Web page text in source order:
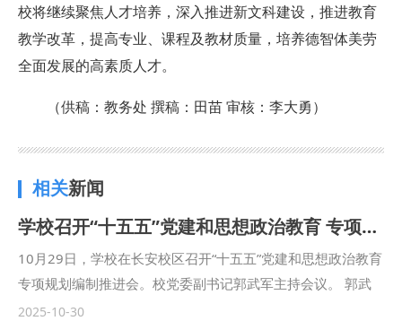
校将继续聚焦人才培养， 深入推进新文科建设，推进教育
教学改革，提高专业
课程及教材质量，培养德智体美劳
全面发展的高素质人才。
（供稿：教务处 撰稿：田苗 审核：李大勇）
相关新闻
学校召开“十五五”党建和思想政治教育 专项规划编制推进会
10月29日，学校在长安校区召开“十五五”党建和思想政治教育
专项规划编制推进会。校党委副书记郭武军主持会议。 郭武
军强调，“十五五”党建和思想政治教育专项规划是学校总规划
2025-10-30